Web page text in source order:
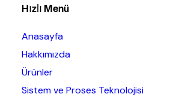
Hızlı Menü
Anasayfa
Hakkımızda
Ürünler
Sistem ve Proses Teknolojisi